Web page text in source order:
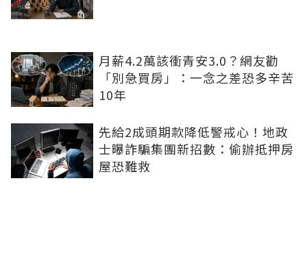
月薪4.2萬該衝青安3.0？網友勸
「別急買房」：一念之差恐多辛苦
10年
先給2成頭期款降低警戒心！地政
士曝詐騙集團新招數：偷辦抵押房
屋恐難救